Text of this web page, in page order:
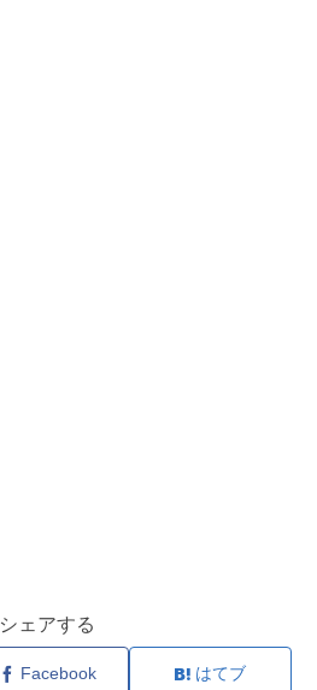
シェアする
Facebook はてブ